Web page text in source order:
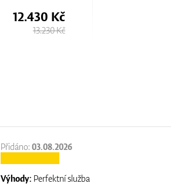
11.100 Kč
13.230 Kč
Přidáno:03.08.2026
Výhody: Perfektní služba